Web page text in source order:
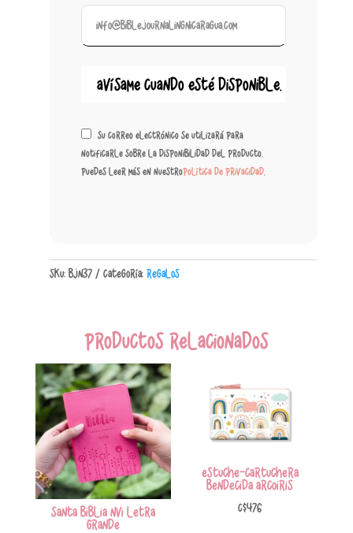
Su correo electrónico se utilizará para
notificarle sobre la disponibilidad del producto.
Puedes leer más en nuestropolítica de privacidad.
SKU: BJN37 Categoría: Regalos
Productos relacionados
SANTA BIBLIA NVI LETRA
GRANDE
Estuche-Cartuchera
Bendecida arcoiris
C$476